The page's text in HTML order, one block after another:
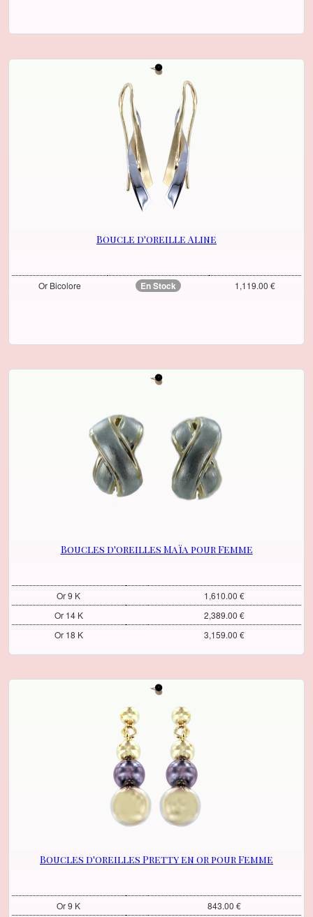
Boucle d'oreille Aline
Or Bicolore En Stock 1,119.00 €
Boucles d'oreilles Maïa pour Femme
Or 9 K
1,610.00 €
Or 14 K
2,389.00 €
Or 18 K
3,159.00 €
Boucles d'oreilles Pretty en or pour Femme
Or 9 K
843.00 €